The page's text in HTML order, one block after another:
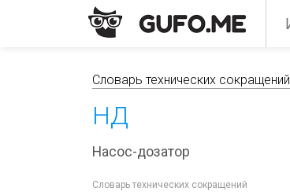
Словарь технических сокращений
НД
Насос-дозатор
Словарь технических сокращений